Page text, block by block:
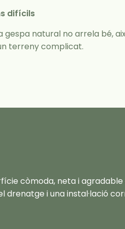
difícils
gespa natural no arrela bé,
terreny complicat.
còmoda, neta i
drenatge i una instal·lació